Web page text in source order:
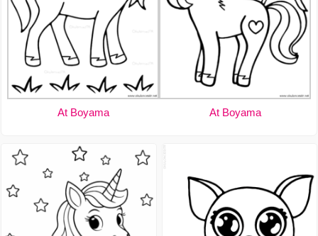
At Boyama At Boyama